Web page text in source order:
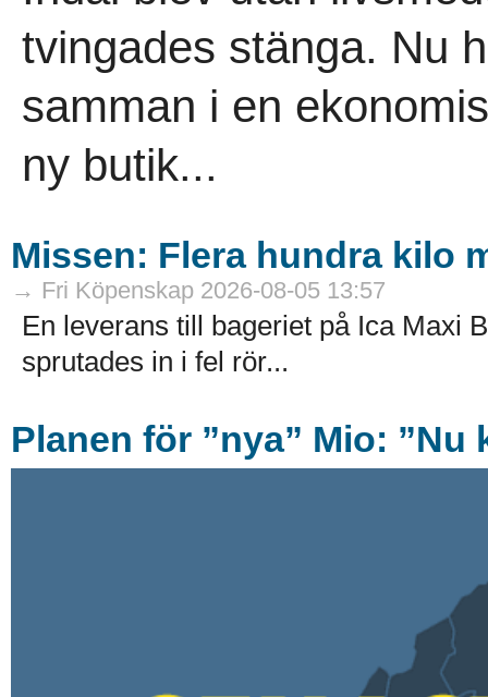
tvingades stänga. Nu
samman i en
ny butik...
Missen: Flera hundra kilo
→ Fri Köpenskap 2026-08-05 13:57
En leverans till bageriet på Ica Maxi
sprutades in i fel rör...
Planen för ”nya” Mio: